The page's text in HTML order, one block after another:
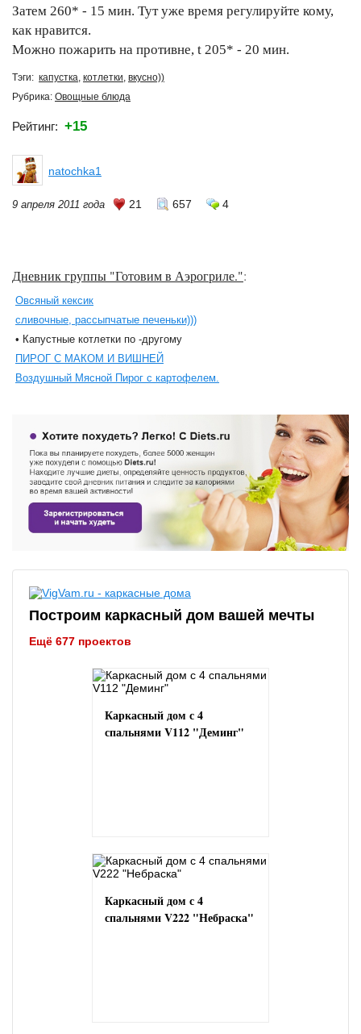
Затем 260* - 15 мин. Тут уже время регулируйте кому,
как нравится.
Можно пожарить на противне, t 205* - 20 мин.
Тэги: капустка, котлетки, вкусно))
Рубрика: Овощные блюда
Рейтинг: +15
natochka1
9 апреля 2011 года 21 657 4
Дневник группы "Готовим в Аэрогриле.":
Овсяный кексик
сливочные, рассыпчатые печеньки)))
• Капустные котлетки по -другому
ПИРОГ С МАКОМ И ВИШНЕЙ
Воздушный Мясной Пирог с картофелем.
Построим каркасный дом вашей мечты
Ещё 677 проектов
Каркасный дом с 4
спальнями V112 "Деминг"
Каркасный дом с 4
спальнями V222 "Небраска"